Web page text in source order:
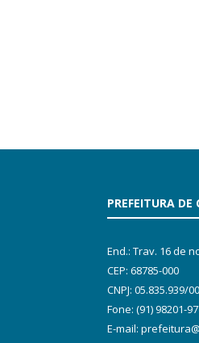
PREFEITURA DE
End.: Trav. 16 de
CEP: 68785-000
CNPJ: 05.835.939/
Fone: (91) 98201-
E-mail: